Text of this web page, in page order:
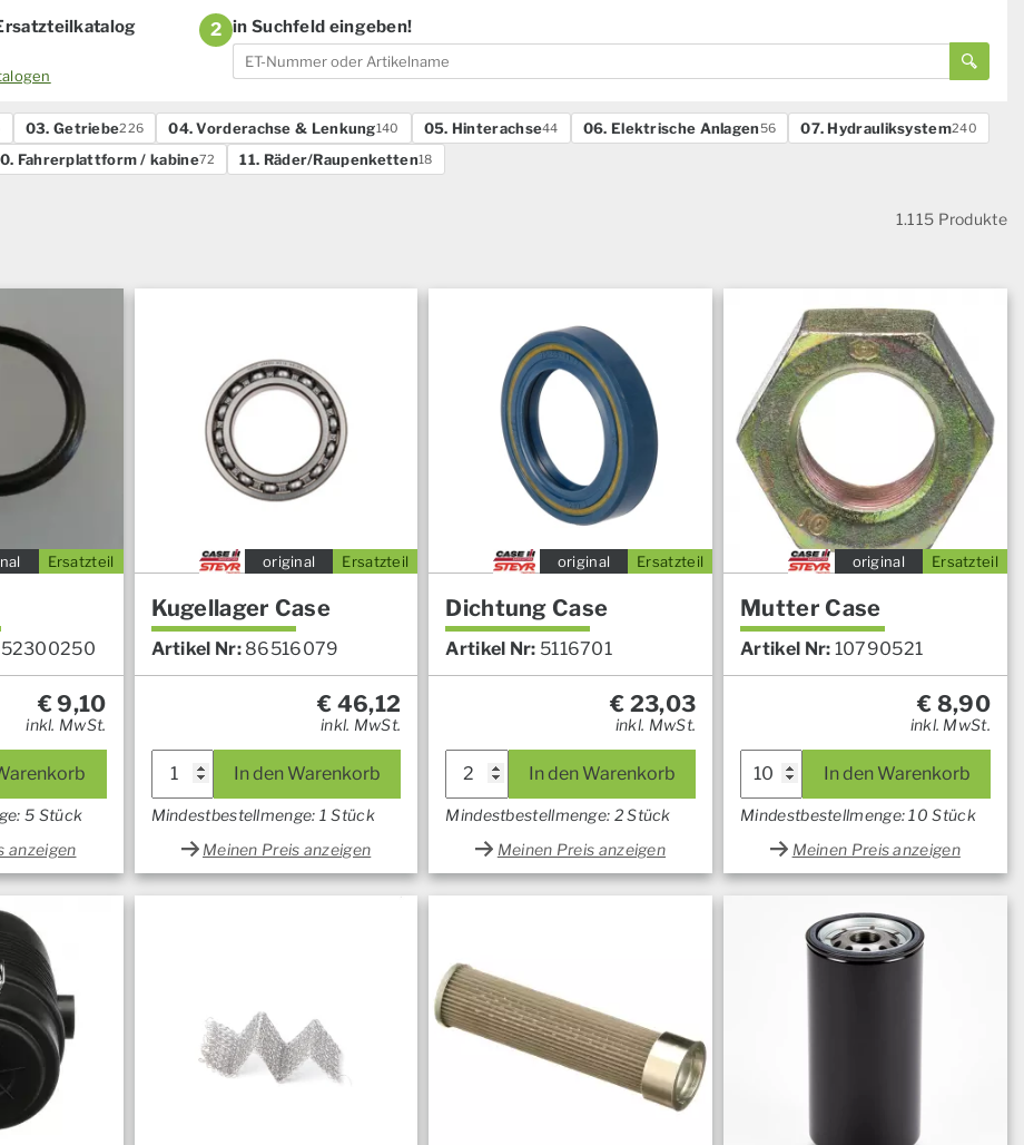
2 in Suchfeld eingeben!
03. Getriebe226 04. Vorderachse & Lenkung140 05. Hinterachse44 06. Elektrische Anlagen56 07. Hydrauliksystem240
Fahrerplattform / kabine72 11. Räder/Raupenketten18
1.115 Produkte
Ersatzteil
€9,10
inkl. MwSt.
5 Stück
anzeigen
Ersatzteil
original
Kugellager Case
Artikel Nr: 86516079
€ 46,12
inkl. MwSt.
In den Warenkorb
Mindestbestellmenge: 1 Stück
Meinen Preis anzeigen
Ersatzteil
original
Dichtung Case
Artikel Nr: 5116701
€ 23,03
inkl. MwSt.
In den Warenkorb
Mindestbestellmenge: 2 Stück
Meinen Preis anzeigen
Ersatzteil
original
Mutter Case
Artikel Nr: 10790521
€ 8,90
inkl. MwSt.
In den Warenkorb
Mindestbestellmenge: 10 Stück
Meinen Preis anzeigen